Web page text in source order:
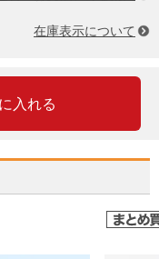
在庫表示について
入れる